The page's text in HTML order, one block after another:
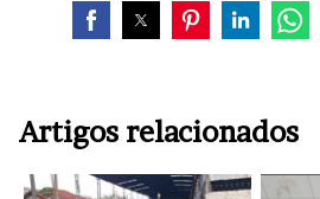
Artigos relacionados